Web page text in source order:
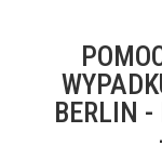
BERLIN -